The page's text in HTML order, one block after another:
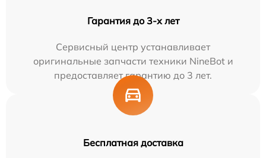
Гарантия до 3-х лет
Сервисный центр устанавливает
оригинальные запчасти техники NineBot и
предоставляет гарантию до 3 лет.
Бесплатная доставка